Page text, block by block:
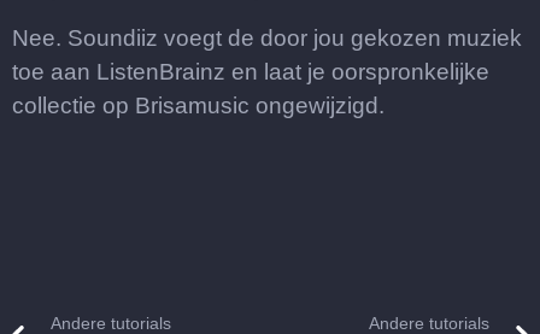
Nee. Soundiiz voegt de door jou gekozen muziek
toe aan ListenBrainz en laat je oorspronkelijke
collectie op Brisamusic ongewijzigd.
Andere tutorials Andere tutorials